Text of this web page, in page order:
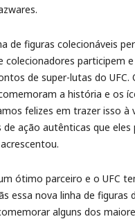
de figuras colecionáveis
colecionadores participem
de super-lutas do UFC.
a história e os
felizes em trazer isso à
de ação autênticas que eles
ótimo parceiro e o UFC
essa nova linha de figuras
alguns dos